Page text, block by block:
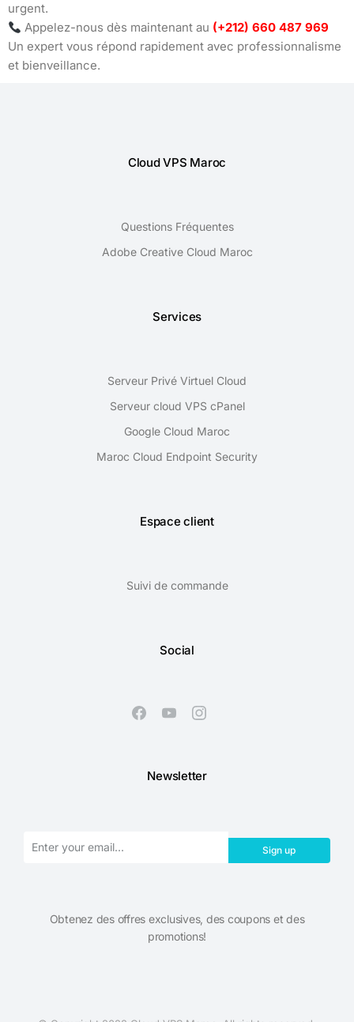
urgent.
Appelez-nous dès maintenant au (+212) 660 487 969
Un expert vous répond rapidement avec professionnalisme
et bienveillance.
Cloud VPS Maroc
Questions Fréquentes
Adobe Creative Cloud Maroc
Services
Serveur Privé Virtuel Cloud
Serveur cloud VPS cPanel
Google Cloud Maroc
Maroc Cloud Endpoint Security
Espace client
Suivi de commande
Social
Newsletter
Sign up
Obtenez des offres exclusives, des coupons et des
promotions!​